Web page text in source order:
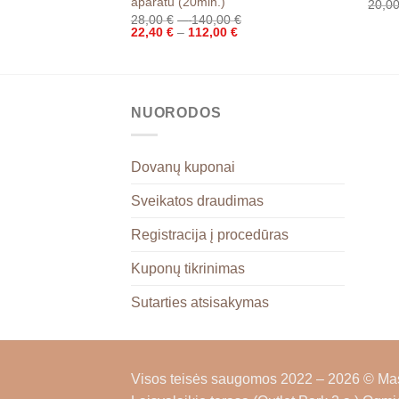
28,00€ – 140,00€
22,40 € – 112,00 €Price
NUORODOS
Dovanų kuponai
Sveikatos draudimas
Registracija į procedūras
Kuponų tikrinimas
Sutarties atsisakymas
Visos teisės saugomos 2022 – 2026 ©